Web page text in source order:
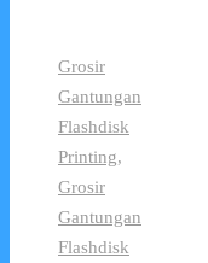
Grosir
Gantungan
Flashdisk
Printing,
Grosir
Gantungan
Flashdisk